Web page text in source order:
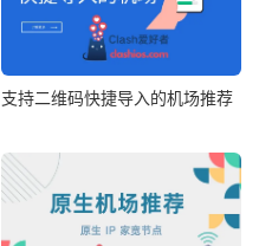
支持二维码快捷导入的机场推荐